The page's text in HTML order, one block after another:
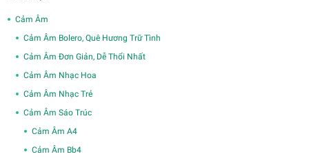
Cảm Âm
Cảm Âm Bolero, Quê Hương Trữ Tình
Cảm Âm Đơn Giản, Dễ Thổi Nhất
Cảm Âm Nhạc Hoa
Cảm Âm Nhạc Trẻ
Cảm Âm Sáo Trúc
Cảm Âm A4
Cảm Âm Bb4